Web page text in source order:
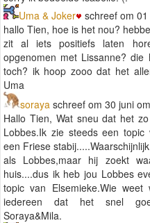
Uma & Joker
schreef om
hallo Tien, hoe is het nou?
zit al iets positiefs laten
opgenomen met Lissanne?
toch? ik hoop zooo dat het
Uma
soraya schreef om 30 juni
Hallo Tien, Wat sneu dat het
Lobbes.Ik zie steeds een
een Friese
als Lobbes,maar hij zoekt
huis....dus ik heb jou Lobbes
topic van Elsemieke.Wie
iedereen dat het snel
Soraya&Mila.